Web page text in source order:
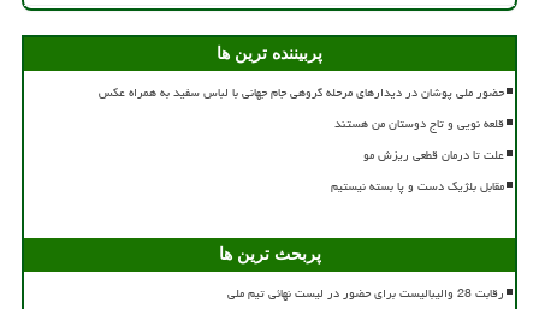
پربیننده ترین ها
حضور ملی پوشان در دیدارهای مرحله گروهی جام جهانی با لباس سفید به همراه عکس
قلعه نویی و تاج دوستان من هستند
علت تا درمان قطعی ریزش مو
مقابل بلژیک دست و پا بسته نیستیم
پربحث ترین ها
رقابت 28 والیبالیست برای حضور در لیست نهائی تیم ملی